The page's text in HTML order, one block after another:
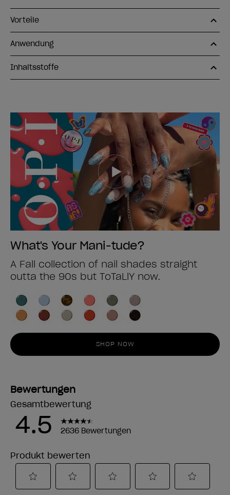
Vorteile
Anwendung
Inhaltsstoffe
What's Your Mani-tude?
A Fall collection of nail shades straight
outta the 90s but ToTaLlY now.
SHOP NOW